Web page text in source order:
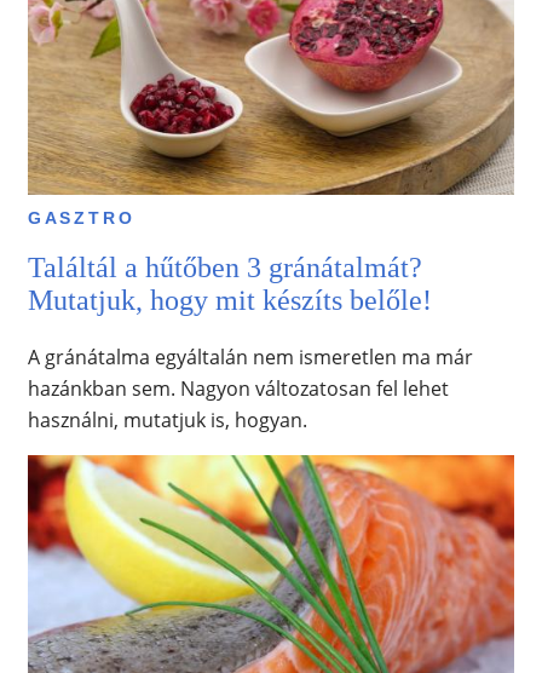
GASZTRO
Találtál a hűtőben 3 gránátalmát?
Mutatjuk, hogy mit készíts belőle!
A gránátalma egyáltalán nem ismeretlen ma már
hazánkban sem. Nagyon változatosan fel lehet
használni, mutatjuk is, hogyan.